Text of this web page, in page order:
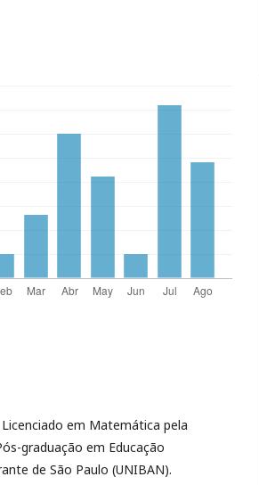
em Matemática pela
graduação em Educação
de São Paulo (UNIBAN).